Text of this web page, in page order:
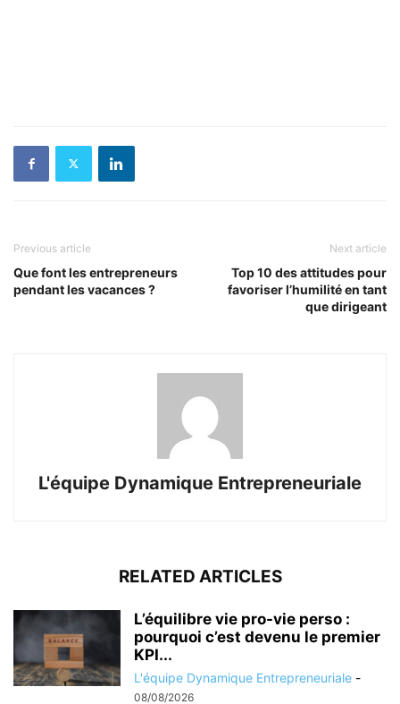
Previous article
Que font les entrepreneurs
pendant les vacances ?
Next article
Top 10 des attitudes pour
favoriser l’humilité en tant
que dirigeant
L'équipe Dynamique Entrepreneuriale
RELATED ARTICLES
L’équilibre vie pro-vie perso :
pourquoi c’est devenu le premier
KPI...
L'équipe Dynamique Entrepreneuriale -
08/08/2026